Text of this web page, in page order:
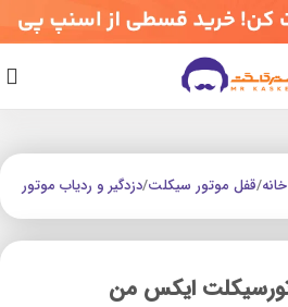
خانه/قفل موتور سیکلت/دزدگیر و ردیاب موتور
ایکس من